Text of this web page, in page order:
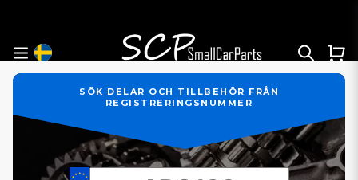
SÖK DELAR OCH TILLBEHÖR FRÅN
REGISTRERINGSNUMMER